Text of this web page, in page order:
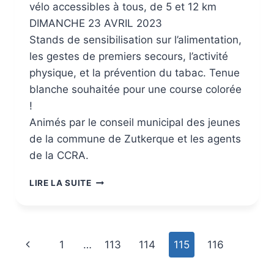
vélo accessibles à tous, de 5 et 12 km
DIMANCHE 23 AVRIL 2023
Stands de sensibilisation sur l’alimentation,
les gestes de premiers secours, l’activité
physique, et la prévention du tabac. Tenue
blanche souhaitée pour une course colorée
!
Animés par le conseil municipal des jeunes
de la commune de Zutkerque et les agents
de la CCRA.
LIRE LA SUITE
1 … 113 114 115 116